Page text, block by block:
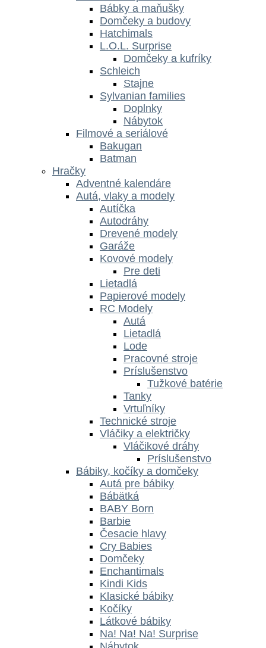
Bábky a maňušky
Domčeky a budovy
Hatchimals
L.O.L. Surprise
Domčeky a kufríky
Schleich
Stajne
Sylvanian families
Doplnky
Nábytok
Filmové a seriálové
Bakugan
Batman
Hračky
Adventné kalendáre
Autá, vlaky a modely
Autíčka
Autodráhy
Drevené modely
Garáže
Kovové modely
Pre deti
Lietadlá
Papierové modely
RC Modely
Autá
Lietadlá
Lode
Pracovné stroje
Príslušenstvo
Tužkové batérie
Tanky
Vrtuľníky
Technické stroje
Vláčiky a električky
Vláčikové dráhy
Príslušenstvo
Bábiky, kočíky a domčeky
Autá pre bábiky
Bábätká
BABY Born
Barbie
Česacie hlavy
Cry Babies
Domčeky
Enchantimals
Kindi Kids
Klasické bábiky
Kočíky
Látkové bábiky
Na! Na! Na! Surprise